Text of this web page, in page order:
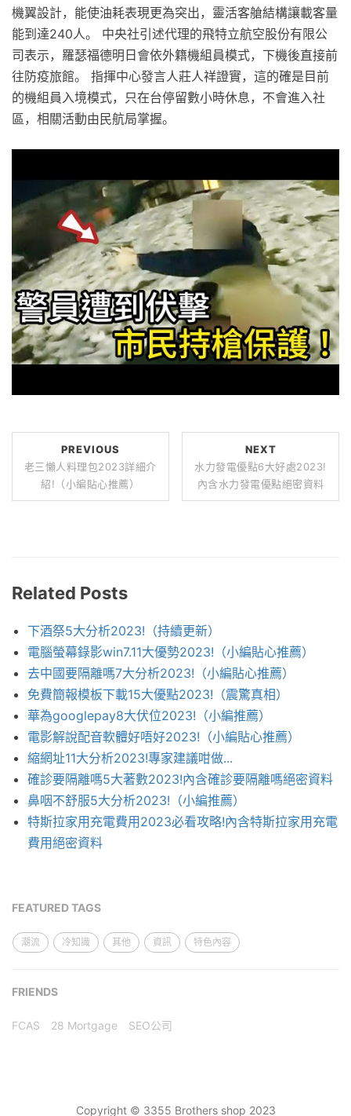
機翼設計，能使油耗表現更為突出，靈活客艙結構讓載客量
能到達240人。 中央社引述代理的飛特立航空股份有限公
司表示，羅瑟福德明日會依外籍機組員模式，下機後直接前
往防疫旅館。 指揮中心發言人莊人祥證實，這的確是目前
的機組員入境模式，只在台停留數小時休息，不會進入社
區，相關活動由民航局掌握。
PREVIOUS
老三懶人料理包2023詳細介
紹!（小編貼心推薦）
NEXT
水力發電優點6大好處2023!
內含水力發電優點絕密資料
Related Posts
下酒祭5大分析2023!（持續更新）
電腦螢幕錄影win7.11大優勢2023!（小編貼心推薦）
去中國要隔離嗎7大分析2023!（小編貼心推薦）
免費簡報模板下載15大優點2023!（震驚真相）
華為googlepay8大伏位2023!（小編推薦）
電影解說配音軟體好唔好2023!（小編貼心推薦）
縮網址11大分析2023!專家建議咁做...
確診要隔離嗎5大著數2023!內含確診要隔離嗎絕密資料
鼻咽不舒服5大分析2023!（小編推薦）
特斯拉家用充電費用2023必看攻略!內含特斯拉家用充電
費用絕密資料
FEATURED TAGS
潮流 冷知識 其他 資訊 特色內容
FRIENDS
FCAS 28 Mortgage SEO公司
Copyright © 3355 Brothers shop 2023